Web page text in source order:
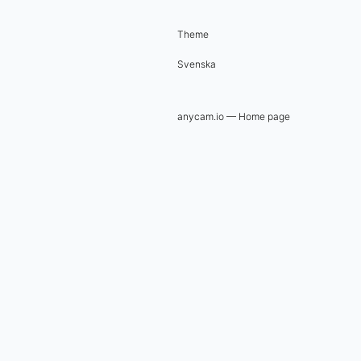
Theme
Svenska
anycam.io — Home page